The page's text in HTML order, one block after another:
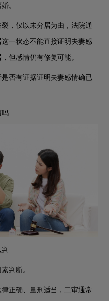
。
，仅以未分居为由，法院通
一状态不能直接证明夫妻感
但感情仍有修复可能。
否有证据证明夫妻感情确已
吗
判断。
正确、量刑适当，二审通常